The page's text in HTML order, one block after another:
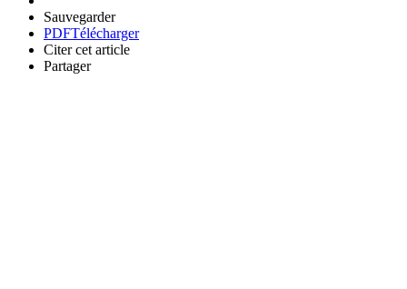
Sauvegarder
PDFTélécharger
Citer cet article
Partager